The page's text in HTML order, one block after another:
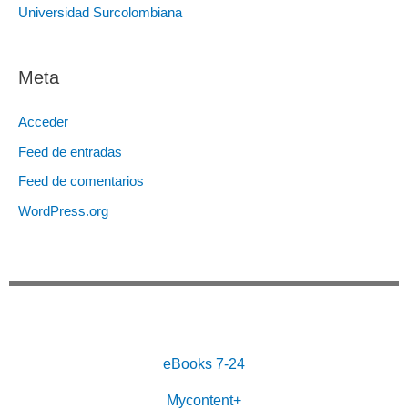
Universidad Surcolombiana
Meta
Acceder
Feed de entradas
Feed de comentarios
WordPress.org
eBooks 7-24
Mycontent+